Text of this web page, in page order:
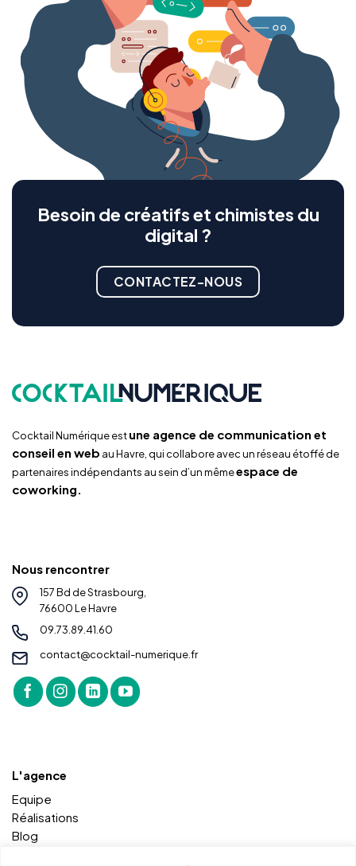
Besoin de créatifs et chimistes du
digital ?
CONTACTEZ-NOUS
Cocktail Numérique estune agence de communication et
conseil en web au Havre, qui collabore avec un réseau étoffé de
partenaires indépendants au sein d’un mêmeespace de
coworking.
Nous rencontrer
157 Bd de Strasbourg,
76600 Le Havre
09.73.89.41.60
contact@cocktail-numerique.fr
L'agence
Equipe
Réalisations
Blog